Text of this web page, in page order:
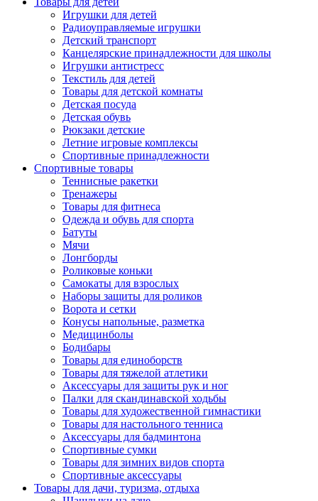
Игрушки для детей
Радиоуправляемые игрушки
Детский транспорт
Канцелярские принадлежности для школы
Игрушки антистресс
Текстиль для детей
Товары для детской комнаты
Детская посуда
Детская обувь
Рюкзаки детские
Летние игровые комплексы
Спортивные принадлежности
Спортивные товары
Теннисные ракетки
Тренажеры
Товары для фитнеса
Одежда и обувь для спорта
Батуты
Мячи
Лонгборды
Роликовые коньки
Самокаты для взрослых
Наборы защиты для роликов
Ворота и сетки
Конусы напольные, разметка
Медицинболы
Бодибары
Товары для единоборств
Товары для тяжелой атлетики
Аксессуары для защиты рук и ног
Палки для скандинавской ходьбы
Товары для художественной гимнастики
Товары для настольного тенниса
Аксессуары для бадминтона
Спортивные сумки
Товары для зимних видов спорта
Спортивные аксессуары
Товары для дачи, туризма, отдыха